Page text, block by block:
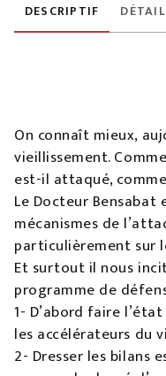
DESCRIPTIF
On connaît mieux,
vieillissement.
est-il attaqué,
Le Docteur Bensabat
mécanismes de
particulièrement sur
Et surtout il nous
programme de
1- D’abord faire
les accélérateurs du
2- Dresser les bilans